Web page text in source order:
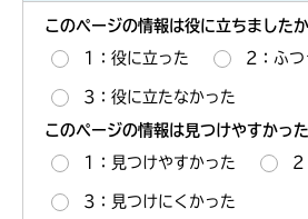
このページの情報は役に立ちました
1：役に立った 2：ふつ
3：役に立たなかった
このページの情報は見つけやすかっ
1：見つけやすかった 2
3：見つけにくかった